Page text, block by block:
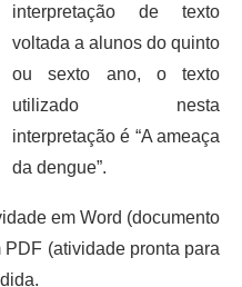
interpretação de texto
voltada a alunos do quinto
ou sexto ano, o texto
utilizado nesta
interpretação é “A ameaça
da dengue”.
em Word (documento
(atividade pronta para